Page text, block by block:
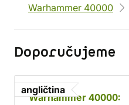
Warhammer 40000
Doporučujeme
angličtina
Warhammer 40000: